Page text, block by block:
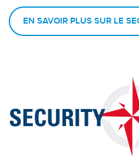
EN SAVOIR PLUS SUR LE